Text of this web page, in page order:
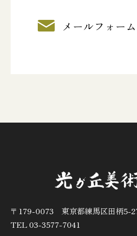
メールフォー
〒179-0073 東京都練馬区田柄5-
TEL 03-3577-7041